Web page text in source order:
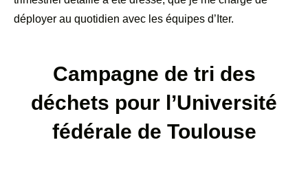
déployer au quotidien avec les équipes d’Iter.
Campagne de tri des
déchets pour l’Université
fédérale de Toulouse